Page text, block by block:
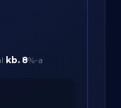
kb. 8%-a